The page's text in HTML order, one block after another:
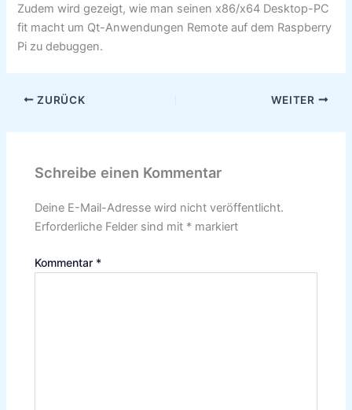
Zudem wird gezeigt, wie man seinen x86/x64 Desktop-PC
fit macht um Qt-Anwendungen Remote auf dem Raspberry
Pi zu debuggen.
ZURÜCK WEITER
Schreibe einen Kommentar
Deine E-Mail-Adresse wird nicht veröffentlicht.
Erforderliche Felder sind mit * markiert
Kommentar *